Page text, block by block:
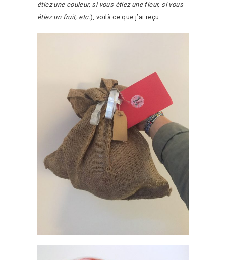
étiez une couleur, si vous étiez une fleur, si vous
étiez un fruit, etc.), voilà ce que j’ai reçu :